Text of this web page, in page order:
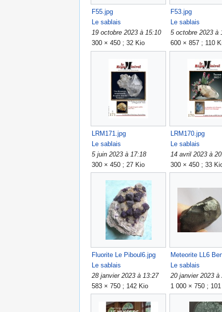
F55.jpg
Le sablais
19 octobre 2023 à 15:10
300 × 450 ; 32 Kio
F53.jpg
Le sablais
5 octobre 2023 à
600 × 857 ; 110
LRM171.jpg
Le sablais
5 juin 2023 à 17:18
300 × 450 ; 27 Kio
LRM170.jpg
Le sablais
14 avril 2023 à
300 × 450 ; 33
Fluorite Le Piboul6.jpg
Le sablais
28 janvier 2023 à 13:27
583 × 750 ; 142 Kio
Le sablais
20 janvier 2023 à
1 000 × 750 ;